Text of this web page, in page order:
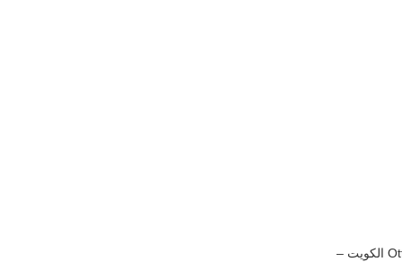
اشتراك Ott Delux IPTV الكويت –